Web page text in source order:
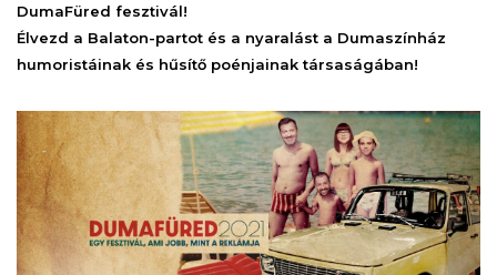
DumaFüred fesztivál!
Élvezd a Balaton-partot és a nyaralást a Dumaszínház
humoristáinak és hűsítő poénjainak társaságában!